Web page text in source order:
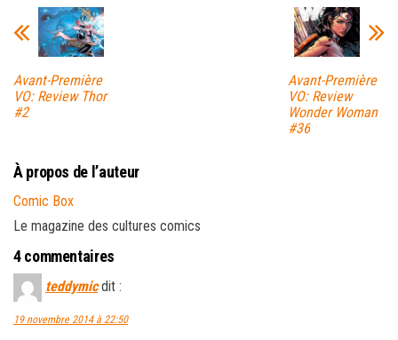
Avant-Première
VO: Review Thor
#2
Avant-Première
VO: Review
Wonder Woman
#36
À propos de l’auteur
Comic Box
Le magazine des cultures comics
4 commentaires
teddymic dit :
19 novembre 2014 à 22:50